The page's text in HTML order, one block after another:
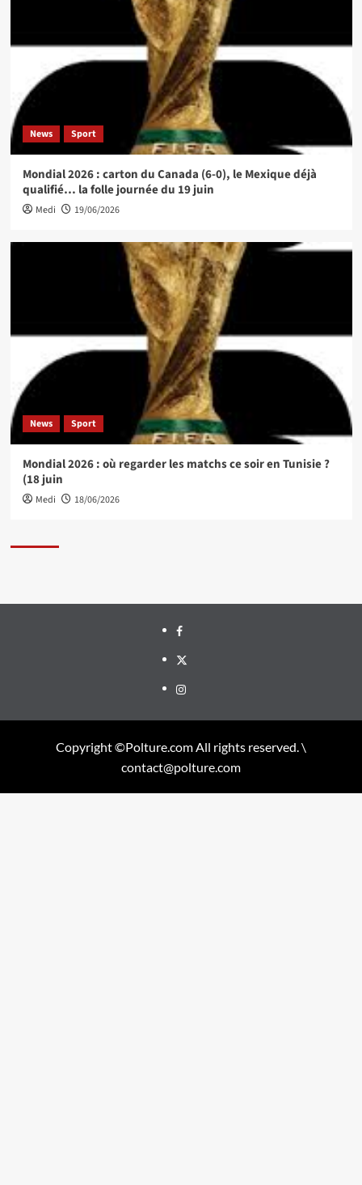
News Sport
Mondial 2026 : carton du Canada (6-0), le Mexique déjà
qualifié… la folle journée du 19 juin
Medi 19/06/2026
News Sport
Mondial 2026 : où regarder les matchs ce soir en Tunisie ?
(18 juin
Medi 18/06/2026
Facebook
Twitter
Instagram
Copyright ©Polture.com All rights reserved. \
contact@polture.com